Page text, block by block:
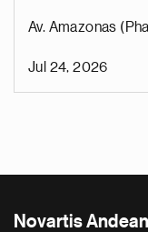
Av. Amazonas
Jul 24, 2026
Novartis